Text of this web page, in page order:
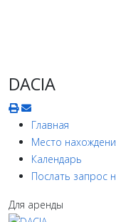
DACIA
Главная
Место
Календарь
Послать запрос
Для аренды